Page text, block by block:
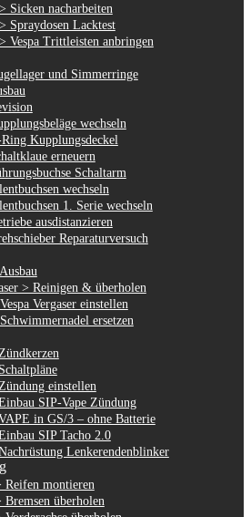
Sicken nacharbeiten
Spraydosen Lacktest
Vespa Trittleisten anbringen
und Simmerringe
wechseln
Kupplungsdeckel
erneuern
Schaltarm
wechseln
1. Serie wechseln
ausdistanzieren
Reparaturversuch
> Reinigen & überholen
Vergaser einstellen
ersetzen
einstellen
SIP-Vape Zündung
in GS/3 – ohne Batterie
SIP Tacho 2.0
Lenkerendenblinker
Reifen montieren
überholen